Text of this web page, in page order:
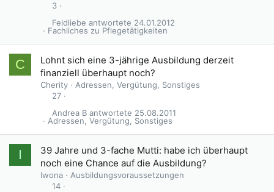
3
Fachliches zu Pflegetätigkeiten
24.01.2012
Feldliebe
C
Lohnt sich eine 3-jährige Ausbildung derzeit
finanziell überhaupt noch?
Cherity
Adressen, Vergütung, Sonstiges
27
Adressen, Vergütung, Sonstiges
25.08.2011
Andrea B
I
39 Jahre und 3-fache Mutti: habe ich überhaupt
noch eine Chance auf die Ausbildung?
Iwona
Ausbildungsvoraussetzungen
14